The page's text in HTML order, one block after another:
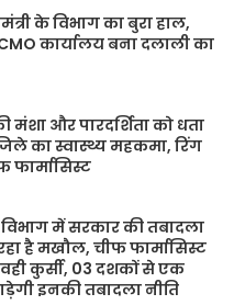
के विभाग का बुरा हाल,
कार्यालय बना दलाली का
मंशा और पारदर्शिता को धता
का स्वास्थ्य महकमा, रिंग
फार्मासिस्ट
में सरकार की तबादला
है मखौल, चीफ फार्मासिस्ट
कुर्सी, 03 दशकों से एक
इनकी तबादला नीति